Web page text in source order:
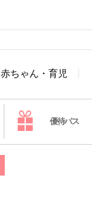
赤ちゃん・育児
優待パス